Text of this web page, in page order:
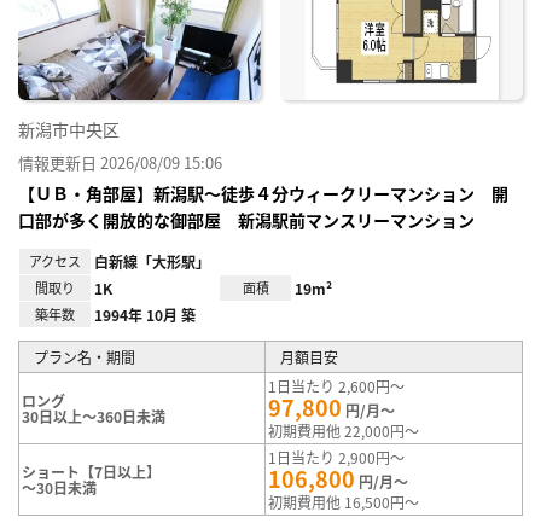
新潟市中央区
情報更新日 2026/08/09 15:06
【ＵＢ・角部屋】新潟駅～徒歩４分ウィークリーマンション 開
口部が多く開放的な御部屋 新潟駅前マンスリーマンション
アクセス 白新線「大形駅」
間取り 1K 面積 19m²
築年数 1994年 10月 築
プラン名・期間 月額目安
ロング
30日以上～360日未満
1日当たり 2,600円～
97,800 円/月～
初期費用他 22,000円～
ショート【7日以上】
～30日未満
1日当たり 2,900円～
106,800 円/月～
初期費用他 16,500円～